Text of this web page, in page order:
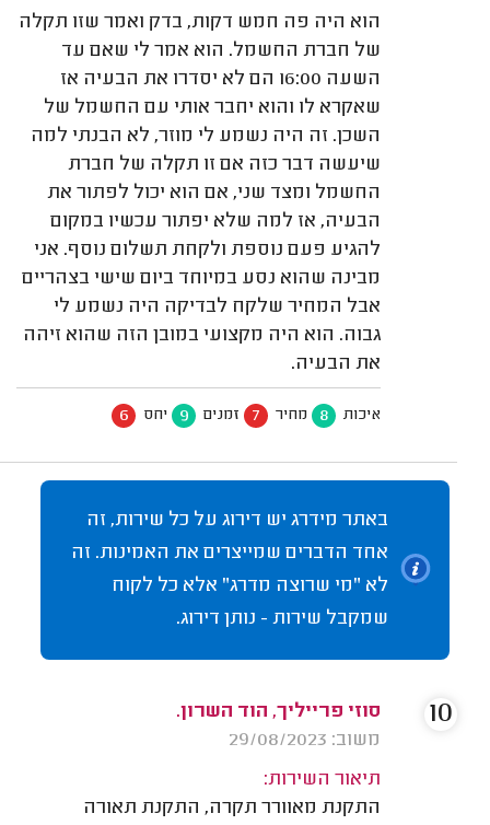
הוא היה פה חמש דקות, בדק ואמר שזו תקלה
של חברת החשמל. הוא אמר לי שאם עד
השעה 16:00 הם לא יסדרו את הבעיה אז
שאקרא לו והוא יחבר אותי עם החשמל של
השכן. זה היה נשמע לי מוזר, לא הבנתי למה
שיעשה דבר כזה אם זו תקלה של חברת
החשמל ומצד שני, אם הוא יכול לפתור את
הבעיה, אז למה שלא יפתור עכשיו במקום
להגיע פעם נוספת ולקחת תשלום נוסף. אני
מבינה שהוא נסע במיוחד ביום שישי בצהריים
אבל המחיר שלקח לבדיקה היה נשמע לי
גבוה. הוא היה מקצועי במובן הזה שהוא זיהה
את הבעיה.
איכות 8 מחיר 7 זמנים 9 יחס 6
באתר מידרג יש דירוג על כל שירות, זה
אחד הדברים שמייצרים את האמינות. זה
לא "מי שרוצה מדרג" אלא כל לקוח
שמקבל שירות - נותן דירוג.
סוזי פרייליך, הוד השרון.
משוב: 29/08/2023
תיאור השירות:
התקנת מאוורר תקרה, התקנת תאורה
10